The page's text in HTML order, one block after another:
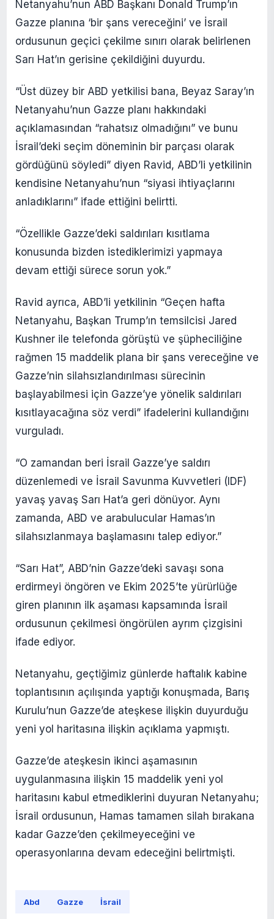
Netanyahu’nun ABD Başkanı Donald Trump’ın
Gazze planına ‘bir şans vereceğini’ ve İsrail
ordusunun geçici çekilme sınırı olarak belirlenen
Sarı Hat’ın gerisine çekildiğini duyurdu.
“Üst düzey bir ABD yetkilisi bana, Beyaz Saray’ın
Netanyahu’nun Gazze planı hakkındaki
açıklamasından “rahatsız olmadığını” ve bunu
İsrail’deki seçim döneminin bir parçası olarak
gördüğünü söyledi” diyen Ravid, ABD’li yetkilinin
kendisine Netanyahu’nun “siyasi ihtiyaçlarını
anladıklarını” ifade ettiğini belirtti.
“Özellikle Gazze’deki saldırıları kısıtlama
konusunda bizden istediklerimizi yapmaya
devam ettiği sürece sorun yok.”
Ravid ayrıca, ABD’li yetkilinin “Geçen hafta
Netanyahu, Başkan Trump’ın temsilcisi Jared
Kushner ile telefonda görüştü ve şüpheciliğine
rağmen 15 maddelik plana bir şans vereceğine ve
Gazze’nin silahsızlandırılması sürecinin
başlayabilmesi için Gazze’ye yönelik saldırıları
kısıtlayacağına söz verdi” ifadelerini kullandığını
vurguladı.
“O zamandan beri İsrail Gazze’ye saldırı
düzenlemedi ve İsrail Savunma Kuvvetleri (IDF)
yavaş yavaş Sarı Hat’a geri dönüyor. Aynı
zamanda, ABD ve arabulucular Hamas’ın
silahsızlanmaya başlamasını talep ediyor.”
“Sarı Hat”, ABD’nin Gazze’deki savaşı sona
erdirmeyi öngören ve Ekim 2025’te yürürlüğe
giren planının ilk aşaması kapsamında İsrail
ordusunun çekilmesi öngörülen ayrım çizgisini
ifade ediyor.
Netanyahu, geçtiğimiz günlerde haftalık kabine
toplantısının açılışında yaptığı konuşmada, Barış
Kurulu’nun Gazze’de ateşkese ilişkin duyurduğu
yeni yol haritasına ilişkin açıklama yapmıştı.
Gazze’de ateşkesin ikinci aşamasının
uygulanmasına ilişkin 15 maddelik yeni yol
haritasını kabul etmediklerini duyuran Netanyahu;
İsrail ordusunun, Hamas tamamen silah bırakana
kadar Gazze’den çekilmeyeceğini ve
operasyonlarına devam edeceğini belirtmişti.
Abd Gazze İsrail